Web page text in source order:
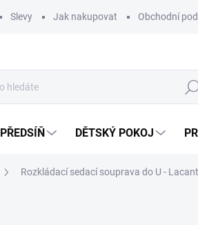
Slevy Jak nakupovat Obchodní
PŘEDSÍŇ DĚTSKÝ POKOJ
Rozkládací sedací souprava do U -